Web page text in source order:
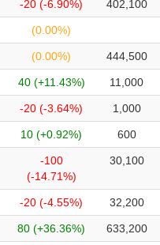
-20 (-6.90%) 402,100
(0.00%)
(0.00%) 444,500
40 (+11.43%) 11,000
-20 (-3.64%) 1,000
10 (+0.92%) 600
-100
(-14.71%)
30,100
-20 (-4.55%) 32,200
80 (+36.36%) 633,200